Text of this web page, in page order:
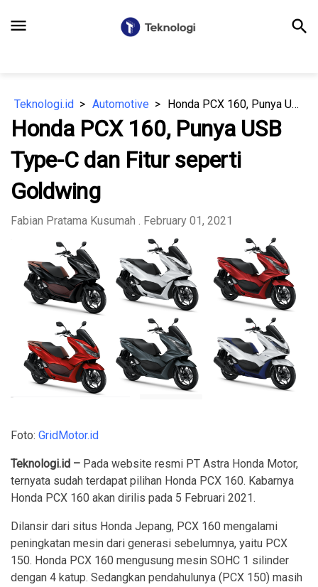
menu search
Teknologi.id Automotive Honda PCX 160, Punya USB Type-C dan Fitur seperti Goldwing
Honda PCX 160, Punya USB
Type-C dan Fitur seperti
Goldwing
Fabian Pratama Kusumah . February 01, 2021
Foto: GridMotor.id
Teknologi.id – Pada website resmi PT Astra Honda Motor,
ternyata sudah terdapat pilihan Honda PCX 160. Kabarnya
Honda PCX 160 akan dirilis pada 5 Februari 2021.
Dilansir dari situs Honda Jepang, PCX 160 mengalami
peningkatan mesin dari generasi sebelumnya, yaitu PCX
150. Honda PCX 160 mengusung mesin SOHC 1 silinder
dengan 4 katup. Sedangkan pendahulunya (PCX 150) masih